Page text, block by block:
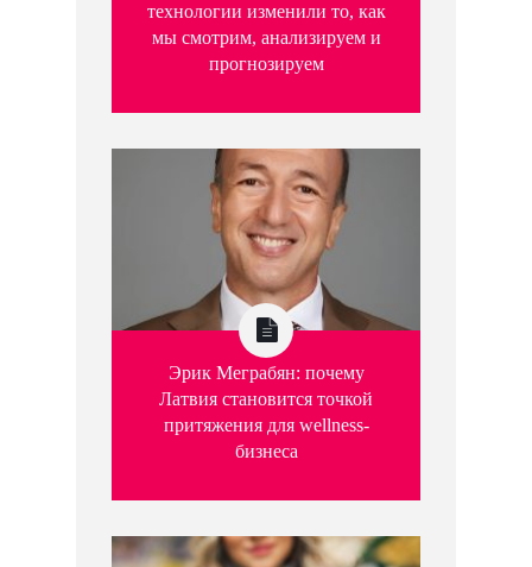
технологии изменили то, как
мы смотрим, анализируем и
прогнозируем
Эрик Меграбян: почему
Латвия становится точкой
притяжения для wellness-
бизнеса